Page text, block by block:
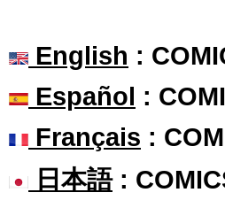
English :
Español :
Français :
日本語: